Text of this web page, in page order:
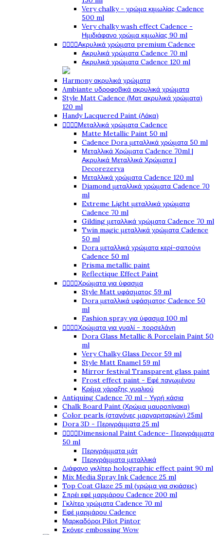
Very chalky - χρώμα κιμωλίας Cadence
500 ml
Very chalky wash effect Cadence -
Ημιδιάφανο χρώμα κιμωλίας 90 ml
Ακρυλικά χρώματα premium Cadence
Ακρυλικά χρώματα Cadence 70 ml
Ακρυλικά χρώματα Cadence 120 ml
Harmony ακρυλικά χρώματα
Ambiante υδροφοβικά ακρυλικά χρώματα
Style Matt Cadence (Ματ ακρυλικά χρώματα)
120 ml
Handy Lacquered Paint (Λάκα)
Μεταλλικά χρώματα Cadence
Matte Metallic Paint 50 ml
Cadence Dora μεταλλικά χρώματα 50 ml
Μεταλλικά Χρώματα Cadence 70ml |
Ακρυλικά Μεταλλικά Χρώματα |
Decorezerva
Μεταλλικά χρώματα Cadence 120 ml
Diamond μεταλλικά χρώματα Cadence 70
ml
Extreme Light μεταλλικά χρώματα
Cadence 70 ml
Gilding μεταλλικά χρώματα Cadence 70 ml
Twin magic μεταλλικά χρώματα Cadence
50 ml
Dora μεταλλικά χρώματα κερί-σαπούνι
Cadence 50 ml
Prisma metallic paint
Reflectique Effect Paint
Χρώματα για ύφασμα
Style Matt υφάσματος 59 ml
Dora μεταλλικά υφάσματος Cadence 50
ml
Fashion spray για ύφασμα 100 ml
Χρώματα για γυαλί - πορσελάνη
Dora Glass Metallic & Porcelain Paint 50
ml
Very Chalky Glass Decor 59 ml
Style Matt Enamel 59 ml
Mirror festival Transparent glass paint
Frost effect paint - Εφέ παγωμένου
Κρέμα χάραξης γυαλιού
Antiquing Cadence 70 ml - Υγρή κάσια
Chalk Board Paint (Χρώμα μαυροπίνακα)
Color pearls (σταγόνες μαργαριταριών) 25ml
Dora 3D - Περιγράμματα 25 ml
Dimensional Paint Cadence- Περιγράμματα
50 ml
Περιγράμματα μάτ
Περιγράμματα μεταλλικά
Διάφανο γκλίτερ holographic effect paint 90 ml
Mix Media Spray Ink Cadence 25 ml
Top Coat Glaze 25 ml (χρώμα για σκιάσεις)
Σπρέι εφέ μαρμάρου Cadence 200 ml
Γκλίτερ χρώματα Cadence 70 ml
Εφέ μαρμάρου Cadence
Μαρκαδόροι Pilot Pintor
Σκόνες embossing Wow